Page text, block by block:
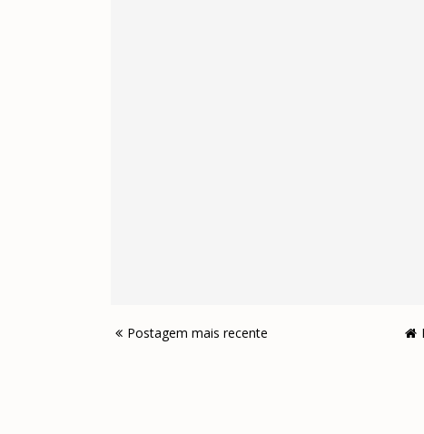
Postagem mais recente